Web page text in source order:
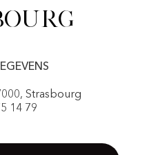
Strasbourg
14 79